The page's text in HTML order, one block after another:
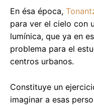
En ésa época,
para ver el cielo con
lumínica, que ya en
problema para el
centros urbanos.
Constituye un
imaginar a esas